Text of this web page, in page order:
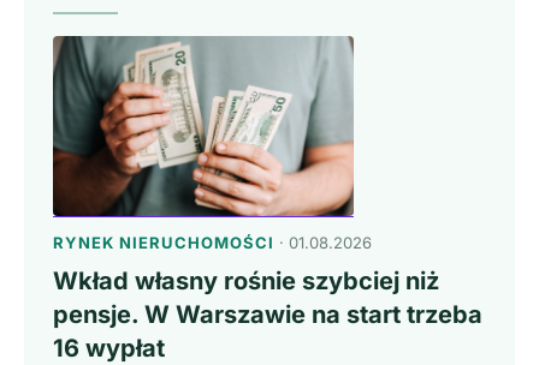
RYNEK NIERUCHOMOŚCI · 01.08.2026
Wkład własny rośnie szybciej niż
pensje. W Warszawie na start trzeba
16 wypłat